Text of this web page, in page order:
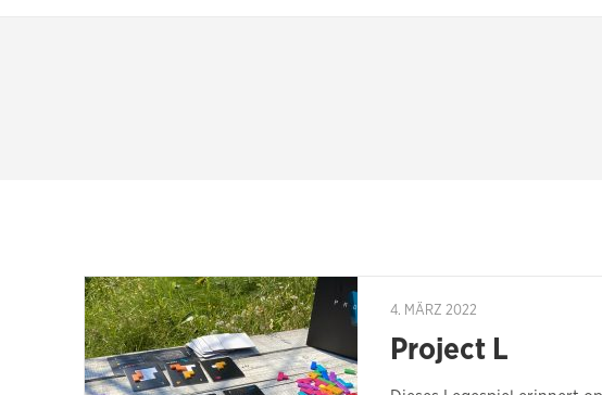
4. MÄRZ 2022
Project L